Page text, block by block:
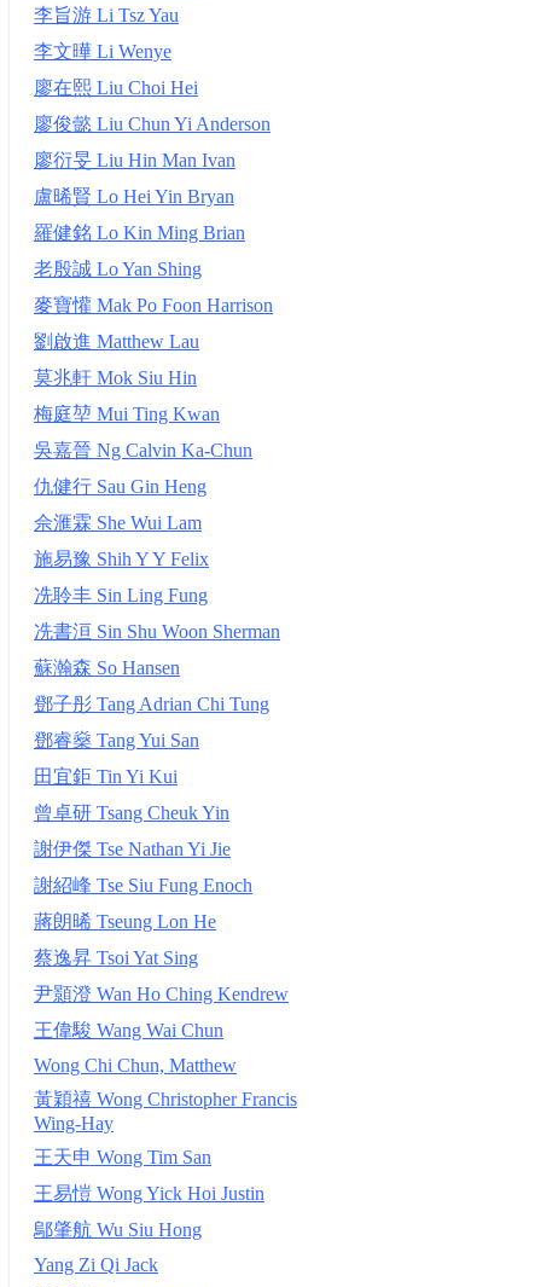
李旨游 Li Tsz Yau
李文曄 Li Wenye
廖在熙 Liu Choi Hei
廖俊懿 Liu Chun Yi Anderson
廖衍旻 Liu Hin Man Ivan
盧晞賢 Lo Hei Yin Bryan
羅健銘 Lo Kin Ming Brian
老殷誠 Lo Yan Shing
麥寶懽 Mak Po Foon Harrison
劉啟進 Matthew Lau
莫兆軒 Mok Siu Hin
梅庭堃 Mui Ting Kwan
吳嘉晉 Ng Calvin Ka-Chun
仇健行 Sau Gin Heng
佘滙霖 She Wui Lam
施易豫 Shih Y Y Felix
冼聆丰 Sin Ling Fung
冼書洹 Sin Shu Woon Sherman
蘇瀚森 So Hansen
鄧子彤 Tang Adrian Chi Tung
鄧睿燊 Tang Yui San
田宜鉅 Tin Yi Kui
曾卓研 Tsang Cheuk Yin
謝伊傑 Tse Nathan Yi Jie
謝紹峰 Tse Siu Fung Enoch
蔣朗晞 Tseung Lon He
蔡逸昇 Tsoi Yat Sing
尹顥澄 Wan Ho Ching Kendrew
王偉駿 Wang Wai Chun
Wong Chi Chun, Matthew
黃穎禧 Wong Christopher Francis
Wing-Hay
王天申 Wong Tim San
王易愷 Wong Yick Hoi Justin
鄔肇航 Wu Siu Hong
Yang Zi Qi Jack